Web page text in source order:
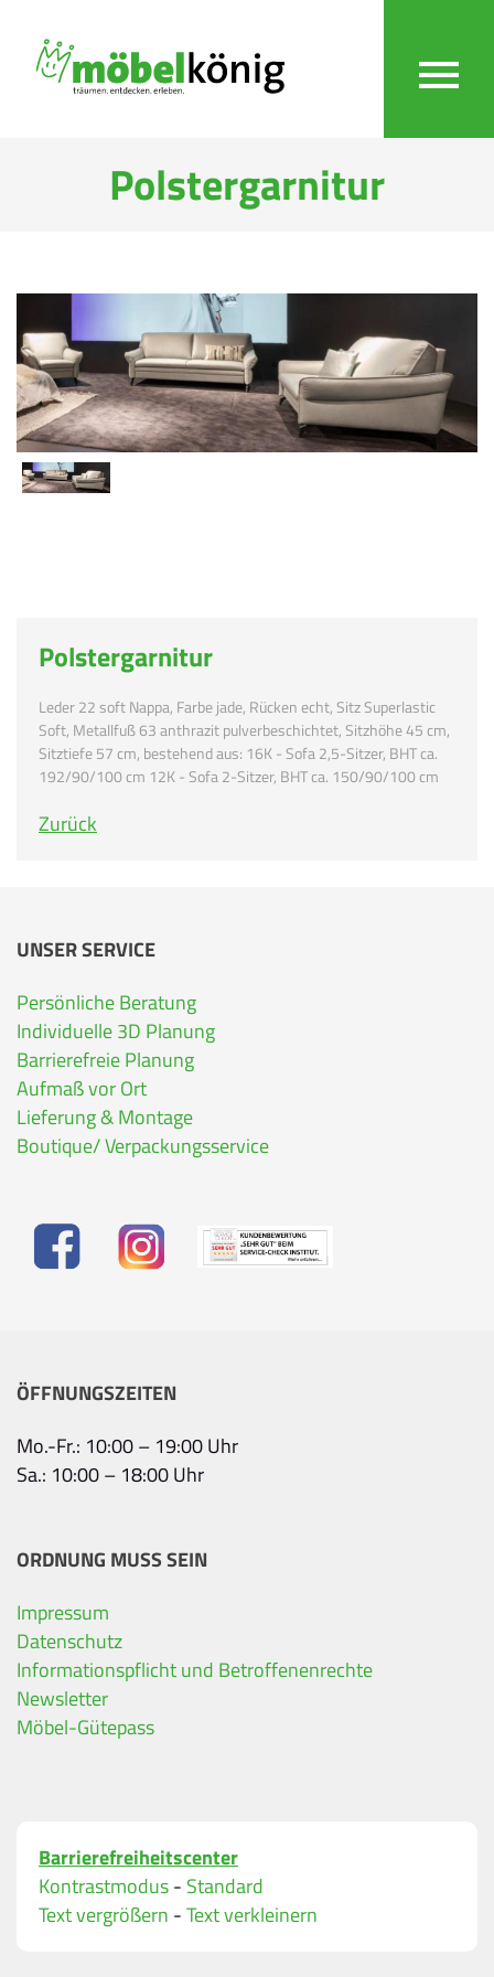
Polstergarnitur
Polstergarnitur
Leder 22 soft Nappa, Farbe jade, Rücken echt, Sitz Superlastic
Soft, Metallfuß 63 anthrazit pulverbeschichtet, Sitzhöhe 45 cm,
Sitztiefe 57 cm, bestehend aus: 16K - Sofa 2,5-Sitzer, BHT ca.
192/90/100 cm 12K - Sofa 2-Sitzer, BHT ca. 150/90/100 cm
Zurück
UNSER SERVICE
Persönliche Beratung
Individuelle 3D Planung
Barrierefreie Planung
Aufmaß vor Ort
Lieferung & Montage
Boutique/ Verpackungsservice
ÖFFNUNGSZEITEN
Mo.-Fr.: 10:00 – 19:00 Uhr
Sa.: 10:00 – 18:00 Uhr
ORDNUNG MUSS SEIN
Impressum
Datenschutz
Informationspflicht und Betroffenenrechte
Newsletter
Möbel-Gütepass
Barrierefreiheitscenter
Kontrastmodus- Standard
Text vergrößern -Text verkleinern
Ihre Kontaktdaten
Alle mit Stern gekennzeichneten Felder sind
Name
Bitte geben Sie eine gültige E-Mail-Adresse ein.
Telefon*